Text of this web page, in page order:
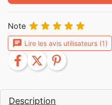
Description
Note     
chat Lire les avis utilisateurs (1)
facebook twitter pinterest